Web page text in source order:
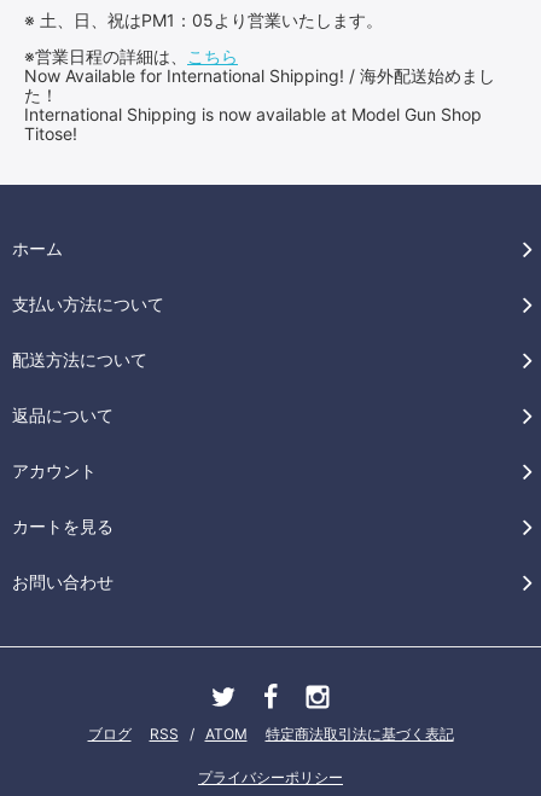
※ 土、日、祝はPM1：05より営業いたします。
※営業日程の詳細は、
こちら
Now Available for International Shipping! / 海外配送始めまし
た！
International Shipping is now available at Model Gun Shop
Titose!
ホーム
支払い方法について
配送方法について
返品について
アカウント
カートを見る
お問い合わせ
ブログ RSS / ATOM 特定商法取引法に基づく表記
プライバシーポリシー